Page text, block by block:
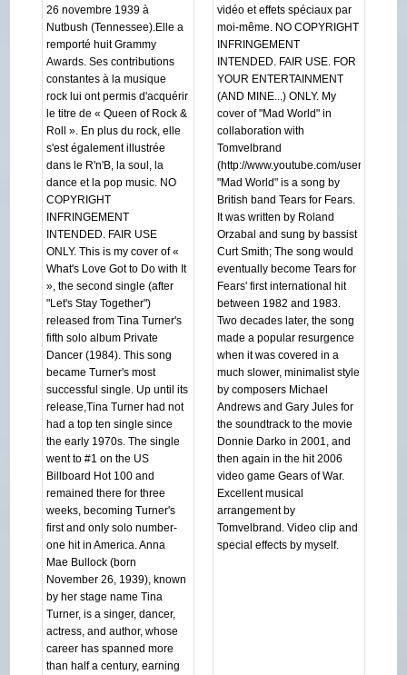
26 novembre 1939 à
Nutbush (Tennessee).Elle a
remporté huit Grammy
Awards. Ses contributions
constantes à la musique
rock lui ont permis d'acquérir
le titre de « Queen of Rock &
Roll ». En plus du rock, elle
s'est également illustrée
dans le R'n'B, la soul, la
dance et la pop music. NO
COPYRIGHT
INFRINGEMENT
INTENDED. FAIR USE
ONLY. This is my cover of «
What's Love Got to Do with It
», the second single (after
"Let's Stay Together")
released from Tina Turner's
fifth solo album Private
Dancer (1984). This song
became Turner's most
successful single. Up until its
release,Tina Turner had not
had a top ten single since
the early 1970s. The single
went to #1 on the US
Billboard Hot 100 and
remained there for three
weeks, becoming Turner's
first and only solo number-
one hit in America. Anna
Mae Bullock (born
November 26, 1939), known
by her stage name Tina
Turner, is a singer, dancer,
actress, and author, whose
career has spanned more
than half a century, earning
vidéo et effets spéciaux par
moi-même. NO COPYRIGHT
INFRINGEMENT
INTENDED. FAIR USE. FOR
YOUR ENTERTAINMENT
(AND MINE...) ONLY. My
cover of "Mad World" in
collaboration with
Tomvelbrand
(http://www.youtube.com/user/
"Mad World" is a song by
British band Tears for Fears.
It was written by Roland
Orzabal and sung by bassist
Curt Smith; The song would
eventually become Tears for
Fears' first international hit
between 1982 and 1983.
Two decades later, the song
made a popular resurgence
when it was covered in a
much slower, minimalist style
by composers Michael
Andrews and Gary Jules for
the soundtrack to the movie
Donnie Darko in 2001, and
then again in the hit 2006
video game Gears of War.
Excellent musical
arrangement by
Tomvelbrand. Video clip and
special effects by myself.